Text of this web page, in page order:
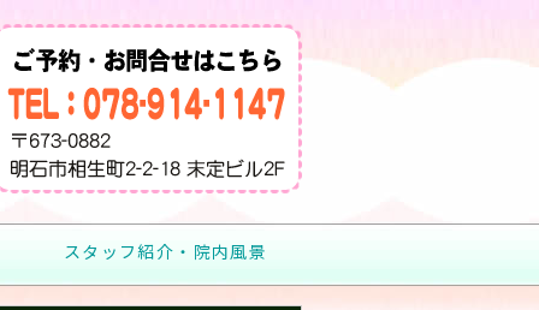
スタッフ紹介・院内風景